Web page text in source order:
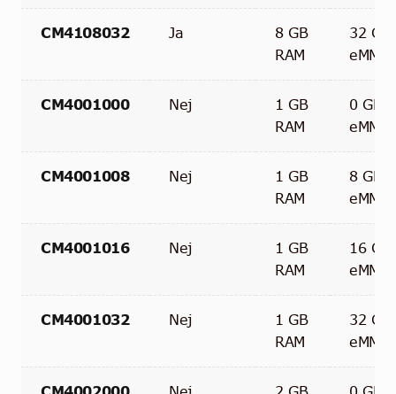
CM4108032 Ja
8 GB
RAM
32 GB
eMMC
CM4001000 Nej
1 GB
RAM
0 GB
eMMC
CM4001008 Nej
1 GB
RAM
8 GB
eMMC
CM4001016 Nej
1 GB
RAM
16 GB
eMMC
CM4001032 Nej
1 GB
RAM
32 GB
eMMC